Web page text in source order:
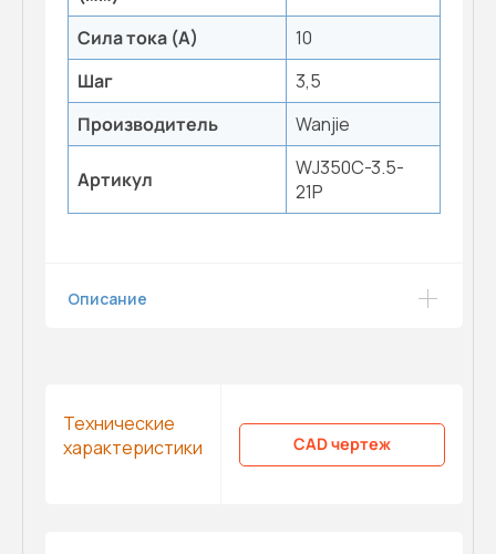
Сила тока (А)
10
Шаг
3,5
Производитель
Wanjie
Артикул
WJ350C-3.5-
21P
Описание
Технические
характеристики
CAD чертеж